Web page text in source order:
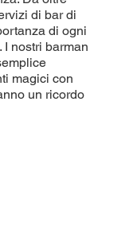
di bar di
di ogni
nostri barman
magici con
un ricordo